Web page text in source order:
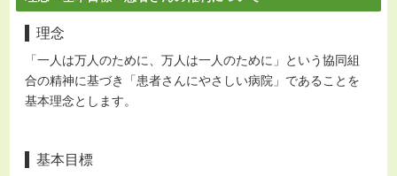
理念
「一人は万人のために、万人は一人のために」という協同組
合の精神に基づき「患者さんにやさしい病院」であることを
基本理念とします。
基本目標